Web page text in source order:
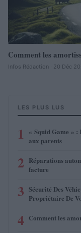
Comment les
Infos Rédaction · 20 Déc
LES PLUS LUS
1
« Squid Game » :
aux parents
2 Réparations
facture
3 Sécurité Des
Propriétaire De
4 Comment les